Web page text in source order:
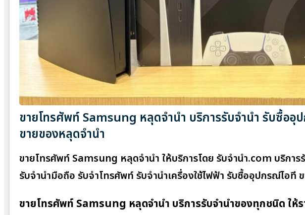
ขายโทรศัพท์ Samsung หลุดจำนำ บริการรับจำนำ รับซื้ออุ
ขายของหลุดจำนำ
ขายโทรศัพท์ Samsung หลุดจำนำ ให้บริการโดย รับจํานํา.com บริกา
รับจำนำมือถือ รับจำโทรศัพท์ รับจำนำเครื่องใช้ไฟฟ้า รับซื้ออุปกรณ์ไอที
ขายโทรศัพท์ Samsung หลุดจำนำ บริการรับจำนำของทุกชนิด ให้